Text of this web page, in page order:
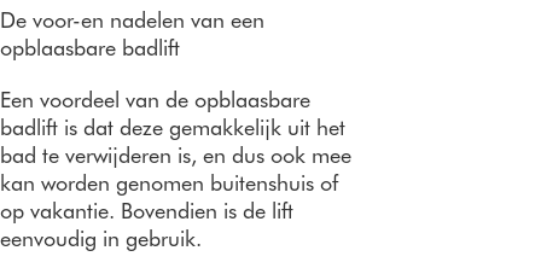
De voor-en nadelen van een
opblaasbare badlift
Een voordeel van de opblaasbare
badlift is dat deze gemakkelijk uit het
bad te verwijderen is, en dus ook mee
kan worden genomen buitenshuis of
op vakantie. Bovendien is de lift
eenvoudig in gebruik.